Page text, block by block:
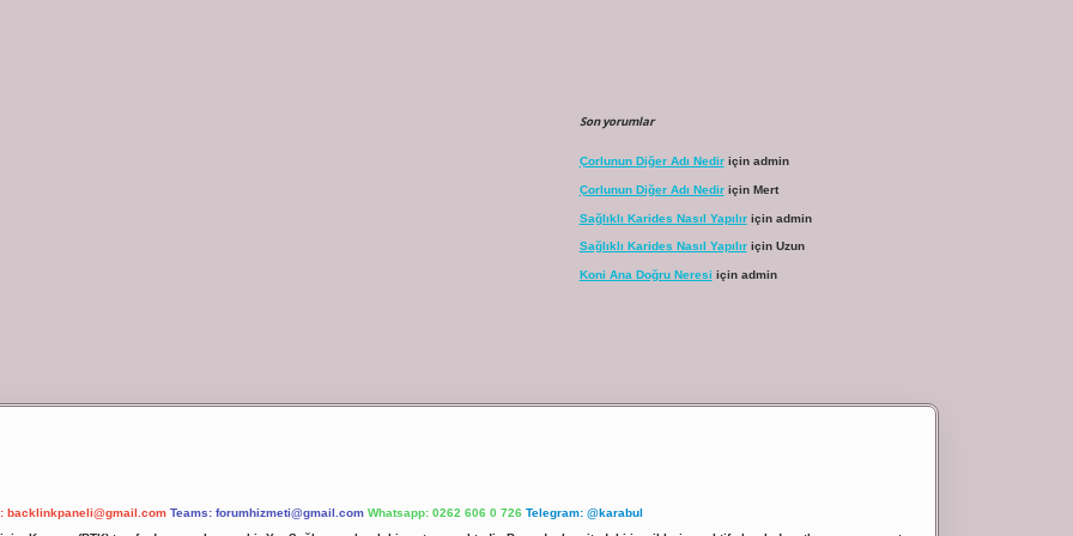
Son yorumlar
Çorlunun Diğer Adı Nediriçin admin
Çorlunun Diğer Adı Nediriçin Mert
Sağlıklı Karides Nasıl Yapılıriçin admin
Sağlıklı Karides Nasıl Yapılıriçin Uzun
Koni Ana Doğru Neresi için admin
backlinkpaneli@gmail.com Teams: forumhizmeti@gmail.com Whatsapp: 0262 606 0 726 Telegram: @karabul